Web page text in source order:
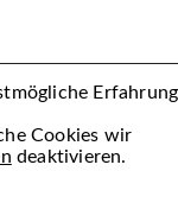
Erfahrung
Cookies wir
deaktivieren.